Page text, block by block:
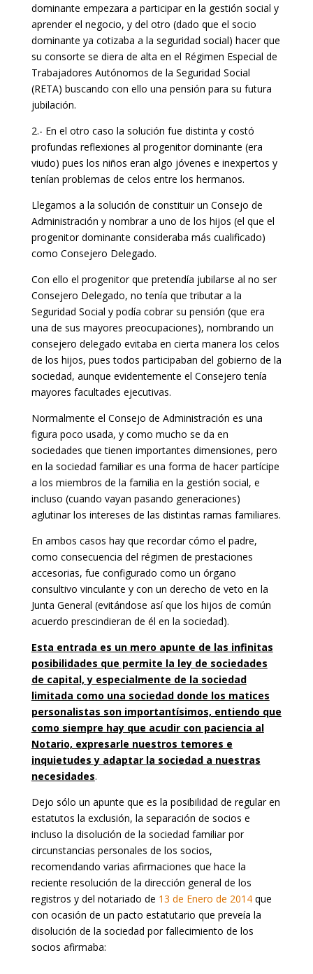
dominante empezara a participar en la gestión social y
aprender el negocio, y del otro (dado que el socio
dominante ya cotizaba a la seguridad social) hacer que
su consorte se diera de alta en el Régimen Especial de
Trabajadores Autónomos de la Seguridad Social
(RETA) buscando con ello una pensión para su futura
jubilación.
2.- En el otro caso la solución fue distinta y costó
profundas reflexiones al progenitor dominante (era
viudo) pues los niños eran algo jóvenes e inexpertos y
tenían problemas de celos entre los hermanos.
Llegamos a la solución de constituir un Consejo de
Administración y nombrar a uno de los hijos (el que el
progenitor dominante consideraba más cualificado)
como Consejero Delegado.
Con ello el progenitor que pretendía jubilarse al no ser
Consejero Delegado, no tenía que tributar a la
Seguridad Social y podía cobrar su pensión (que era
una de sus mayores preocupaciones), nombrando un
consejero delegado evitaba en cierta manera los celos
de los hijos, pues todos participaban del gobierno de la
sociedad, aunque evidentemente el Consejero tenía
mayores facultades ejecutivas.
Normalmente el Consejo de Administración es una
figura poco usada, y como mucho se da en
sociedades que tienen importantes dimensiones, pero
en la sociedad familiar es una forma de hacer partícipe
a los miembros de la familia en la gestión social, e
incluso (cuando vayan pasando generaciones)
aglutinar los intereses de las distintas ramas familiares.
En ambos casos hay que recordar cómo el padre,
como consecuencia del régimen de prestaciones
accesorias, fue configurado como un órgano
consultivo vinculante y con un derecho de veto en la
Junta General (evitándose así que los hijos de común
acuerdo prescindieran de él en la sociedad).
Esta entrada es un mero apunte de las infinitas
posibilidades que permite la ley de sociedades
de capital, y especialmente de la sociedad
limitada como una sociedad donde los matices
personalistas son importantísimos, entiendo que
como siempre hay que acudir con paciencia al
Notario, expresarle nuestros temores e
inquietudes y adaptar la sociedad a nuestras
necesidades.
Dejo sólo un apunte que es la posibilidad de regular en
estatutos la exclusión, la separación de socios e
incluso la disolución de la sociedad familiar por
circunstancias personales de los socios,
recomendando varias afirmaciones que hace la
reciente resolución de la dirección general de los
registros y del notariado de 13 de Enero de 2014 que
con ocasión de un pacto estatutario que preveía la
disolución de la sociedad por fallecimiento de los
socios afirmaba: